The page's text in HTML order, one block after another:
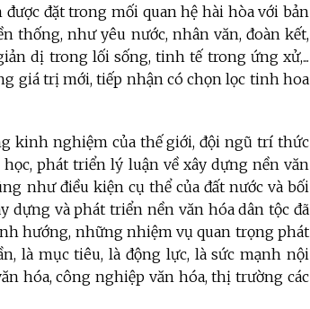
đặt trong mối quan hệ hài hòa với bản
thống, như yêu nước, nhân văn, đoàn kết,
dị trong lối sống, tinh tế trong ứng xử,...
giá trị mới, tiếp nhận có chọn lọc tinh hoa
kinh nghiệm của thế giới, đội ngũ trí thức
phát triển lý luận về xây dựng nền văn
như điều kiện cụ thể của đất nước và bối
dựng và phát triển nền văn hóa dân tộc đã
hướng, những nhiệm vụ quan trọng phát
là mục tiêu, là động lực, là sức mạnh nội
hóa, công nghiệp văn hóa, thị trường các